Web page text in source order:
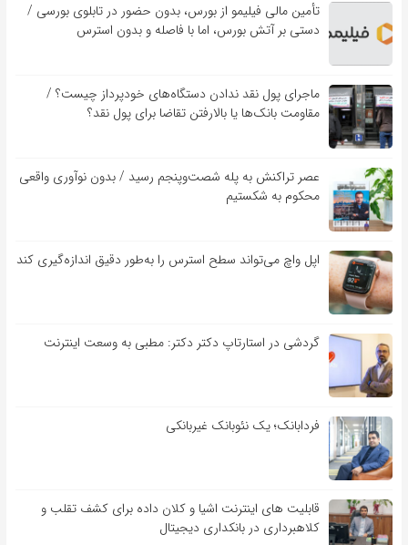
تأمین مالی فیلیمو از بورس، بدون حضور در تابلوی بورسی /
دستی بر آتش بورس، اما با فاصله و بدون استرس
ماجرای پول نقد ندادن دستگاه‌های خودپرداز چیست؟ /
مقاومت بانک‌ها یا بالارفتن تقاضا برای پول نقد؟
عصر تراکنش به پله شصت‌وپنجم رسید / بدون نوآوری واقعی
محکوم به شکستیم
اپل واچ می‌تواند سطح استرس را به‌طور دقیق اندازه‌گیری کند
گردشی در استارتاپ دکتر دکتر: مطبی به وسعت اینترنت
فردابانک؛ یک نئوبانک غیربانکی
قابلیت ‏های اینترنت اشیا و کلان‏ داده برای کشف تقلب و
کلاهبرداری در بانکداری دیجیتال